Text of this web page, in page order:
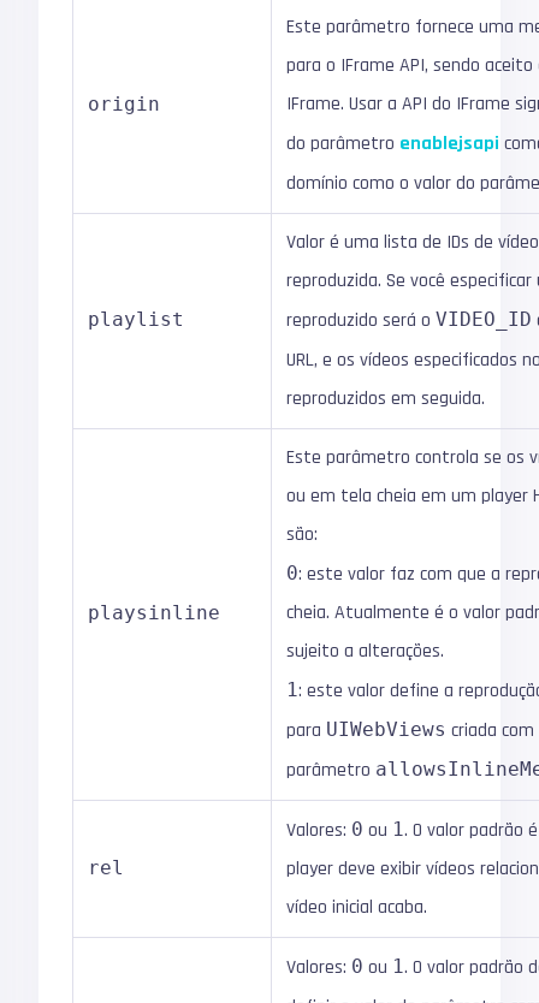
origin
Este parâmetro fornece uma
para o IFrame API, sendo
IFrame. Usar a API do IFrame
do parâmetro enablejsapi
domínio como o valor do
playlist
Valor é uma lista de IDs de
reproduzida. Se você
reproduzido será oVIDEO_ID
URL, e os vídeos especificados
reproduzidos em seguida.
playsinline
Este parâmetro controla se os
ou em tela cheia em um player
são:
0: este valor faz com que a
cheia. Atualmente é o valor
sujeito a alterações.
1: este valor define a
para UIWebViews criada
parâmetro
rel
Valores: 0 ou 1. O valor padrão
player deve exibir vídeos
vídeo inicial acaba.
Valores: 0 ou 1. O valor padrão